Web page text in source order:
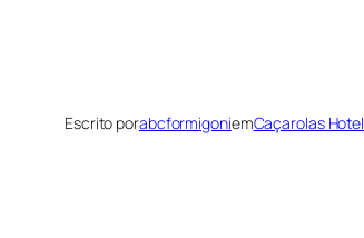
Escrito porabcformigoniemCaçarolas Hotel